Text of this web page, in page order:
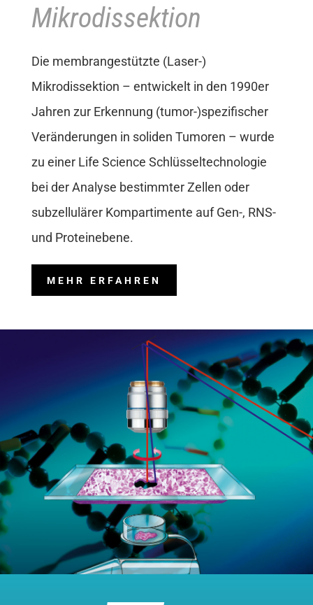
Mikrodissektion
Die membrangestützte (Laser-)
Mikrodissektion – entwickelt in den 1990er
Jahren zur Erkennung (tumor-)spezifischer
Veränderungen in soliden Tumoren – wurde
zu einer Life Science Schlüsseltechnologie
bei der Analyse bestimmter Zellen oder
subzellulärer Kompartimente auf Gen-, RNS-
und Proteinebene.
MEHR ERFAHREN